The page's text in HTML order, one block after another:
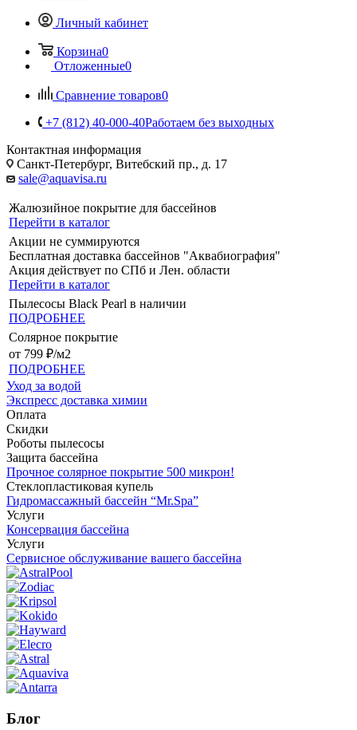
Личный кабинет
Корзина0
Отложенные0
Сравнение товаров0
+7 (812) 40-000-40Работаем без выходных
Контактная информация
Санкт-Петербург, Витебский пр., д. 17
sale@aquavisa.ru
Жалюзийное покрытие для бассейнов
Перейти в каталог
Акции не суммируются
Бесплатная доставка бассейнов "Аквабиография"
Акция действует по СПб и Лен. области
Перейти в каталог
Пылесосы Black Pearl в наличии
ПОДРОБНЕЕ
Солярное покрытие
от 799 ₽/м2
ПОДРОБНЕЕ
Уход за водой
Экспресс доставка химии
Оплата
Скидки
Роботы пылесосы
Защита бассейна
Прочное солярное покрытие 500 микрон!
Стеклопластиковая купель
Гидромассажный бассейн “Mr.Spa”
Услуги
Консервация бассейна
Услуги
Сервисное обслуживание вашего бассейна
Блог